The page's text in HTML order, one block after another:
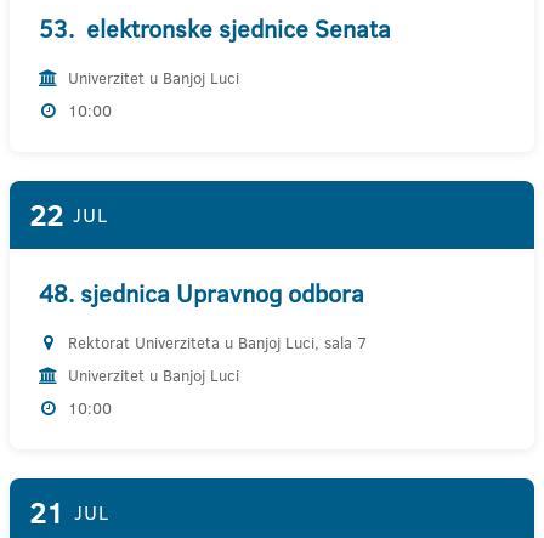
53. elektronske sjednice Senata
Univerzitet u Banjoj Luci
10:00
22 JUL
48. sjednica Upravnog odbora
Rektorat Univerziteta u Banjoj Luci, sala 7
Univerzitet u Banjoj Luci
10:00
21 JUL